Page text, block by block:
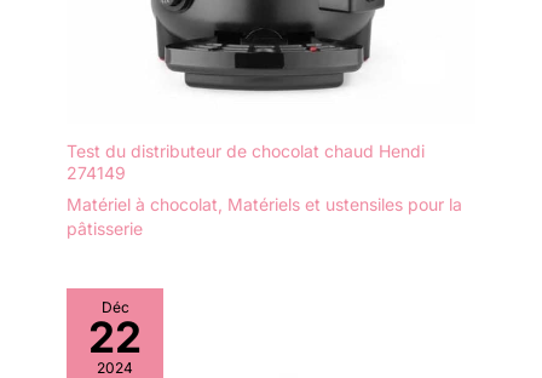
Test du distributeur de chocolat chaud Hendi
274149
Matériel à chocolat Matériels et ustensiles pour la
pâtisserie
Déc
22
2024